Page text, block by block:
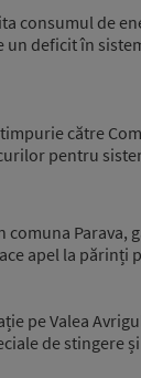
consumul de
deficit în
către
pentru
comuna Parava,
apel la părinți
pe Valea
de stingere